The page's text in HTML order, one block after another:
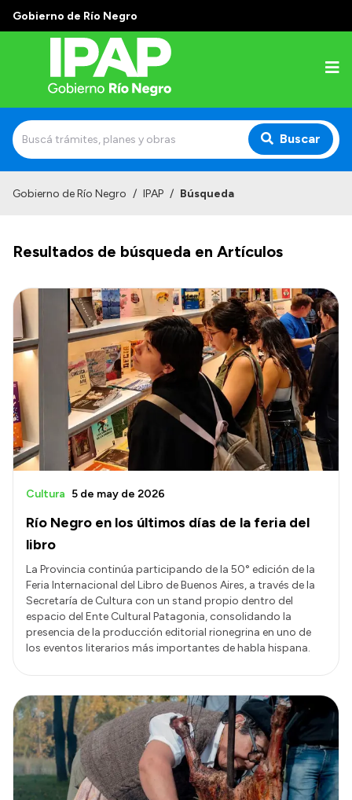
Gobierno de Río Negro
Buscar
El IPAP
Autoridades
Alumnos
Docentes y Capacitadores
Delegaciones
Normativa
Accesos directos
SIU GUARANÍ
TECNICATURAS
CAPACITACIONES
Gobierno de Río Negro / IPAP / Búsqueda
Resultados de búsqueda en Artículos
Río Negro en los últimos días de la feria del
libro
Cultura 5 de may de 2026
La Provincia continúa participando de la 50° edición de la
Feria Internacional del Libro de Buenos Aires, a través de la
Secretaría de Cultura con un stand propio dentro del
espacio del Ente Cultural Patagonia, consolidando la
presencia de la producción editorial rionegrina en uno de
los eventos literarios más importantes de habla hispana.